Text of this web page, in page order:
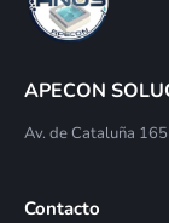
APECON
Av. de Cataluña
Contacto